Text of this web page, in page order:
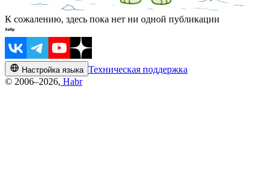
К сожалению, здесь пока нет ни одной публикации
Настройка языка Техническая поддержка
© 2006–2026, Habr